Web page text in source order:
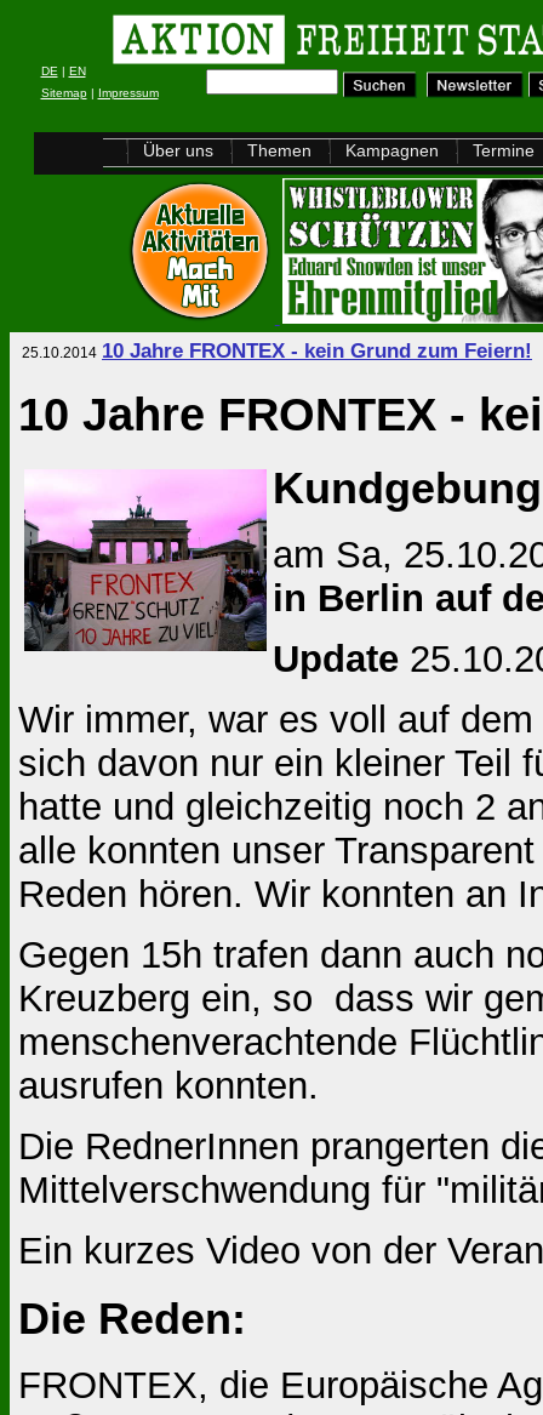
DE | EN
Sitemap| Impressum
Über uns Themen Kampagnen Termine
25.10.2014 10 Jahre FRONTEX - kein Grund zum Feiern!
10 Jahre FRONTEX -
am Sa,
in Berlin auf
Update
Wir immer, war es voll auf
sich davon nur ein kleiner Teil
hatte und gleichzeitig noch 2
alle konnten unser
Reden hören. Wir konnten an
Gegen 15h trafen dann auch
Kreuzberg ein, so dass wir
menschenverachtende
ausrufen konnten.
Die RednerInnen prangerten
Mittelverschwendung für
Ein kurzes Video von der
Die Reden:
FRONTEX, die Europäische